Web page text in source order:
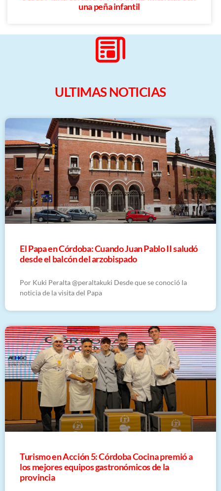
una peña infantil
ULTIMAS NOTICIAS
El Papa en Córdoba: Cuando Juan Pablo II saludó
desde el balcón del arzobispado
Por Kuki Peralta @peraltakuki Desde que se conoció la
noticia de la visita del Papa
Turismo en Acción 5: Córdoba Cocina premió a
los mejores equipos gastronómicos de la
provincia